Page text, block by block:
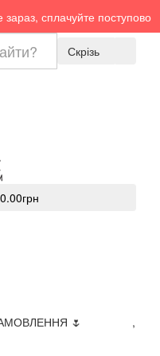
сплачуйте поступово
Скрізь
0.00грн
🌷
,